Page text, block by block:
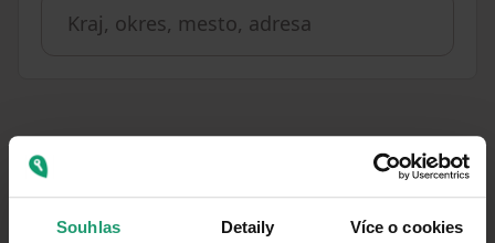
Souhlas Detaily Více o cookies
Podobné ponuky ako táto
nehnuteľnosť